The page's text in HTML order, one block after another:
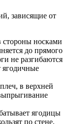
зависящие от
носками
до прямого
не разгибаются
ягодичные
в верхней
ягодицы
по стене,